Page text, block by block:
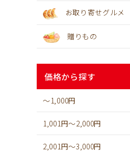
お取り寄せグルメ
贈りもの
価格から探す
～1,000円
1,001円～2,000円
2,001円～3,000円